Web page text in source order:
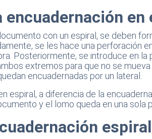
encuadernación en
con un espiral, se deben
se les hace una perforación
Posteriormente, se introduce en
extremos para que no se
encuadernadas por un lateral.
espiral, a diferencia de la
y el lomo queda en una sola
espiral